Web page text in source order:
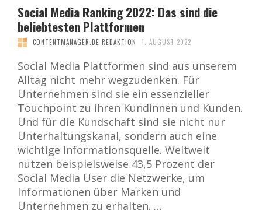
Social Media Ranking 2022: Das sind die
beliebtesten Plattformen
CONTENTMANAGER.DE REDAKTION 1. AUGUST 2022
Social Media Plattformen sind aus unserem
Alltag nicht mehr wegzudenken. Für
Unternehmen sind sie ein essenzieller
Touchpoint zu ihren Kundinnen und Kunden.
Und für die Kundschaft sind sie nicht nur
Unterhaltungskanal, sondern auch eine
wichtige Informationsquelle. Weltweit
nutzen beispielsweise 43,5 Prozent der
Social Media User die Netzwerke, um
Informationen über Marken und
Unternehmen zu erhalten. …